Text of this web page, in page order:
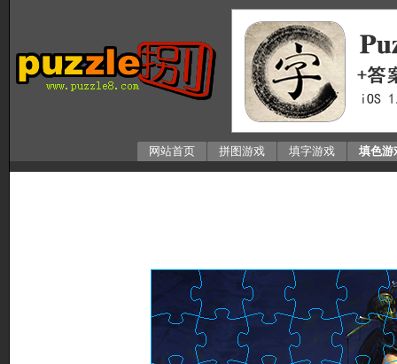
网站首页 拼图游戏 填字游戏 填色游